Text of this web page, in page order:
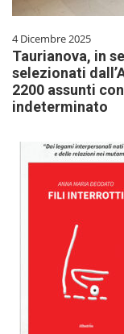
4 Dicembre 2025
Taurianova, in
selezionati
2200 assunti
indeterminato